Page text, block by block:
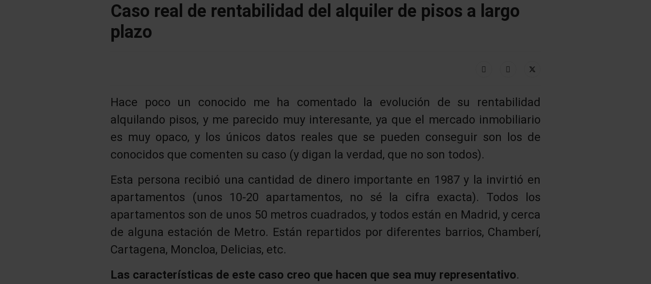
Caso real de rentabilidad del alquiler de pisos a largo
plazo
Hace poco un conocido me ha comentado la evolución de su rentabilidad
alquilando pisos, y me parecido muy interesante, ya que el mercado inmobiliario
es muy opaco, y los únicos datos reales que se pueden conseguir son los de
conocidos que comenten su caso (y digan la verdad, que no son todos).
Esta persona recibió una cantidad de dinero importante en 1987 y la invirtió en
apartamentos (unos 10-20 apartamentos, no sé la cifra exacta). Todos los
apartamentos son de unos 50 metros cuadrados, y todos están en Madrid, y cerca
de alguna estación de Metro. Están repartidos por diferentes barrios, Chamberí,
Cartagena, Moncloa, Delicias, etc.
Las características de este caso creo que hacen que sea muy representativo.